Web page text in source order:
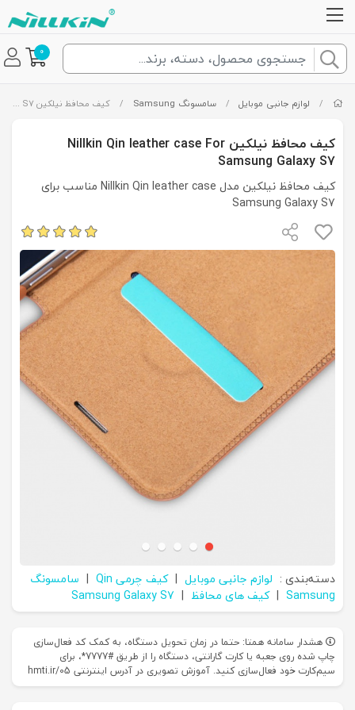
0
/ لوازم جانبی موبایل / سامسونگ Samsung / کیف محافظ نیلکین Nillkin Qin leather case For Samsung Galaxy S7
کیف محافظ نیلکین Nillkin Qin leather case For
Samsung Galaxy S7
کیف محافظ نیلکین مدل Nillkin Qin leather case مناسب برای
Samsung Galaxy S7
دسته‌بندی : لوازم جانبی موبایل | کیف چرمی Qin | سامسونگ
Samsung
| کیف های محافظ |
Samsung Galaxy S7
هشدار سامانه همتا: حتما در زمان تحویل دستگاه، به کمک کد فعال‌سازی
چاپ شده روی جعبه یا کارت گارانتی، دستگاه را از طریق #7777*، برای
سیم‌کارت خود فعال‌سازی کنید. آموزش تصویری در آدرس اینترنتی hmti.ir/05